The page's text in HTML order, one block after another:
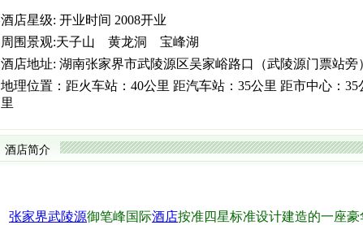
酒店星级: 开业时间 2008开业
周围景观:天子山 黄龙洞 宝峰湖
酒店地址: 湖南张家界市武陵源区吴家峪路口（武陵源门票站旁
地理位置： 距火车站：40公里 距汽车站：35公里 距市中心：
里
酒店简介
张家界武陵源御笔峰国际酒店按准四星标准设计建造的一座豪